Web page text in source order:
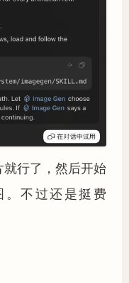
行了，然后开始
。不过还是挺费